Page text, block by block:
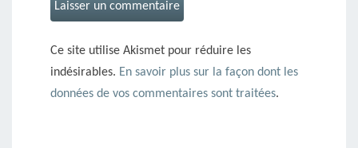
Ce site utilise Akismet pour réduire les
indésirables. En savoir plus sur la façon dont les
données de vos commentaires sont traitées.